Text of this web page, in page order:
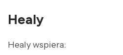
Healy
Healy wspiera: